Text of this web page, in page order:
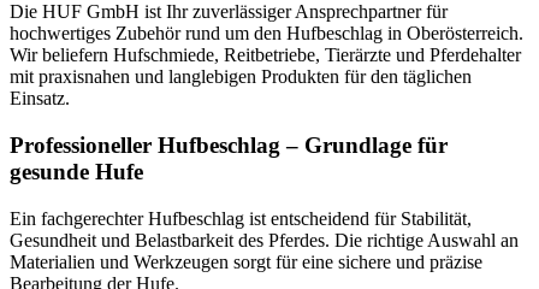
Die HUF GmbH ist Ihr zuverlässiger Ansprechpartner für
hochwertiges Zubehör rund um den Hufbeschlag in Oberösterreich.
Wir beliefern Hufschmiede, Reitbetriebe, Tierärzte und Pferdehalter
mit praxisnahen und langlebigen Produkten für den täglichen
Einsatz.
Professioneller Hufbeschlag – Grundlage für
gesunde Hufe
Ein fachgerechter Hufbeschlag ist entscheidend für Stabilität,
Gesundheit und Belastbarkeit des Pferdes. Die richtige Auswahl an
Materialien und Werkzeugen sorgt für eine sichere und präzise
Bearbeitung der Hufe.